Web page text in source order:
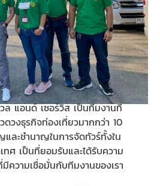
ล แอนด์ เซอร์วิส เป็นทีมงานที่
วงธุรกิจท่องเที่ยวมากกว่า 10
ละชำนาญในการจัดทัวร์ทั้งใน
เทศ เป็นที่ยอมรับและได้รับความ
มีความเชื่อมั่นกับทีมงานของเรา